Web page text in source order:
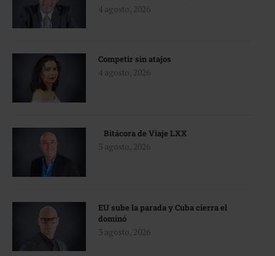
4 agosto, 2026
Competir sin atajos
4 agosto, 2026
Bitácora de Viaje LXX
3 agosto, 2026
EU sube la parada y Cuba cierra el
dominó
3 agosto, 2026